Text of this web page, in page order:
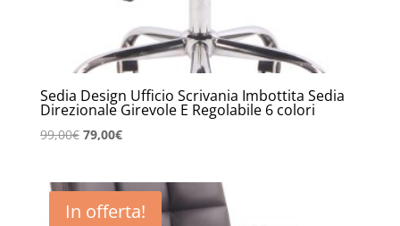
Sedia Design Ufficio Scrivania Imbottita Sedia
Direzionale Girevole E Regolabile 6 colori
99,00€ Il
era:
99,00€.
79,00€Il
è:
79,00€.
In offerta!